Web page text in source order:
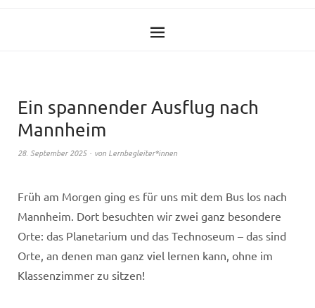
Ein spannender Ausflug nach
Mannheim
28. September 2025 von Lernbegleiter*innen
Früh am Morgen ging es für uns mit dem Bus los nach
Mannheim. Dort besuchten wir zwei ganz besondere
Orte: das Planetarium und das Technoseum – das sind
Orte, an denen man ganz viel lernen kann, ohne im
Klassenzimmer zu sitzen!